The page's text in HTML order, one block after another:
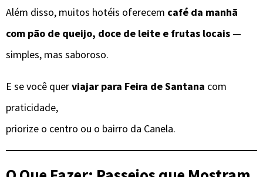
Além disso, muitos hotéis oferecem café da manhã
com pão de queijo, doce de leite e frutas locais —
simples, mas saboroso.
E se você querviajar para Feira de Santana com
praticidade,
priorize o centro ou o bairro da Canela.